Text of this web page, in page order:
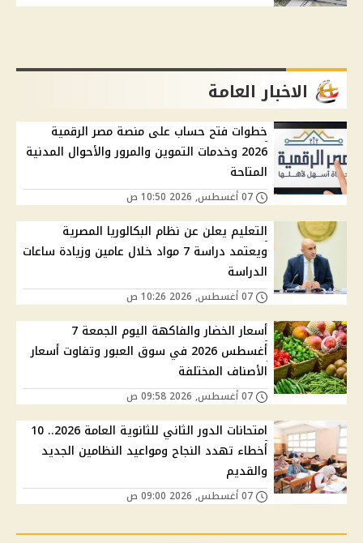
الاخبار العامة
خطوات فتح حساب على منصة مصر الرقمية
2026 وخدمات التموين والمرور والأحوال المدنية
المتاحة
التعليم يعلن عن نظام البكالوريا المصرية
ويعتمد دراسة 7 مواد خلال عامين وزيادة ساعات
الدراسة
أسعار الخضار والفاكهة اليوم الجمعة 7
أغسطس 2026 في سوق العبور وتفاوت أسعار
الأصناف المختلفة
امتحانات الدور الثاني للثانوية العامة 2026.. 10
أخطاء تهدد النجاح ومواعيد النظامين الجديد
والقديم